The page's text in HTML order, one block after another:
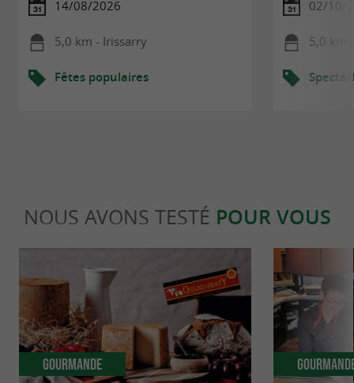
14/08/2026
5,0 km - Irissarry
Fêtes populaires
02/10/
5,0 km
NOUS AVONS TESTÉ POUR VOUS
Gourmande